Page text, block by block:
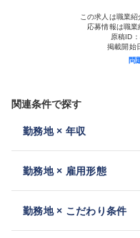
この求人は職業紹
応募情報は職業
原稿ID：
掲載開始
問
関連条件で探す
勤務地 × 年収
勤務地 × 雇用形態
勤務地 × こだわり条件